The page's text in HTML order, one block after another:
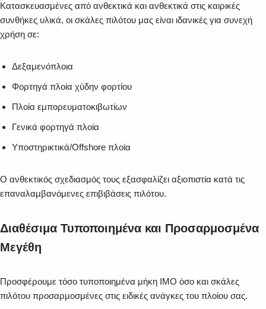
Κατασκευασμένες από ανθεκτικά και ανθεκτικά στις καιρικές
συνθήκες υλικά, οι σκάλες πιλότου μας είναι ιδανικές για συνεχή
χρήση σε:
Δεξαμενόπλοια
Φορτηγά πλοία χύδην φορτίου
Πλοία εμπορευματοκιβωτίων
Γενικά φορτηγά πλοία
Υποστηρικτικά/Offshore πλοία
Ο ανθεκτικός σχεδιασμός τους εξασφαλίζει αξιοπιστία κατά τις
επαναλαμβανόμενες επιβιβάσεις πιλότου.
Διαθέσιμα Τυποποιημένα και Προσαρμοσμένα
Μεγέθη
Προσφέρουμε τόσο τυποποιημένα μήκη IMO όσο και σκάλες
πιλότου προσαρμοσμένες στις ειδικές ανάγκες του πλοίου σας.